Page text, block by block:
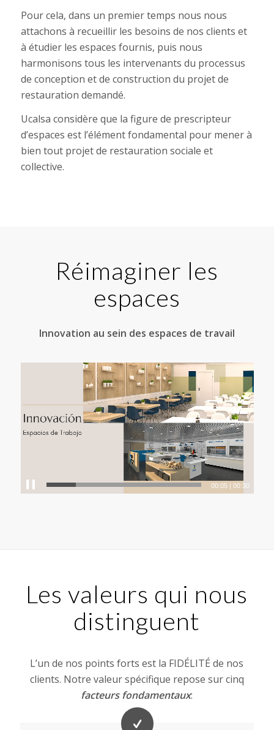
Pour cela, dans un premier temps nous nous
attachons à recueillir les besoins de nos clients et
à étudier les espaces fournis, puis nous
harmonisons tous les intervenants du processus
de conception et de construction du projet de
restauration demandé.
Ucalsa considère que la figure de prescripteur
d’espaces est l’élément fondamental pour mener à
bien tout projet de restauration sociale et
collective.
Réimaginer les
espaces
Innovation au sein des espaces de travail
00:07 |00:30
Les valeurs qui nous
distinguent
L’un de nos points forts est la FIDÉLITÉ de nos
clients. Notre valeur spécifique repose sur cinq
facteurs fondamentaux: